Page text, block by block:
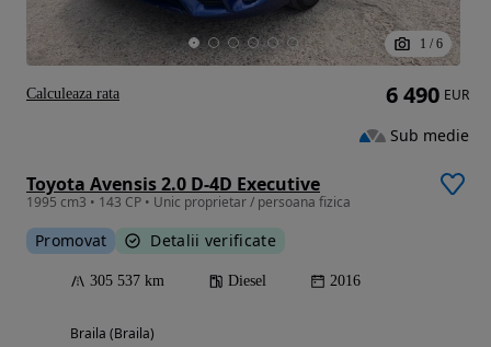
1 / 6
Toyota Avensis 2.0 D-4D Executive
1995 cm3 • 143 CP • Unic proprietar / persoana fizica
Promovat Detalii verificate
305 537 km Diesel 2016
Braila (Braila)
6 490 EUR
Sub medie
Calculeaza rata